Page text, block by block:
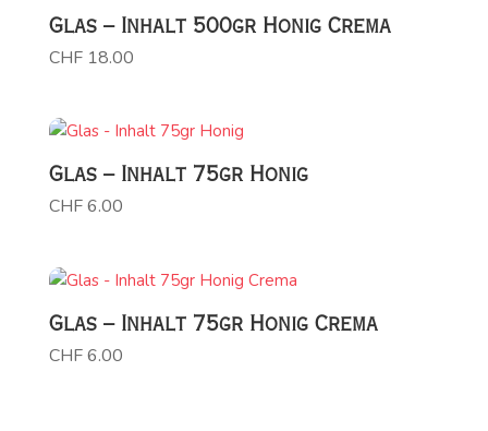
Glas – Inhalt 500gr Honig Crema
CHF18.00
Glas – Inhalt 75gr Honig
CHF6.00
Glas – Inhalt 75gr Honig Crema
CHF6.00